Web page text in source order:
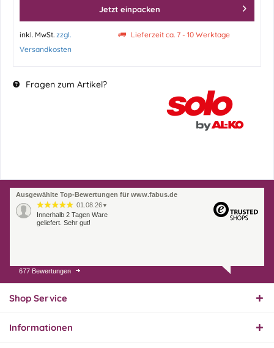
Jetzt einpacken
inkl. MwSt. zzgl.
Versandkosten
Lieferzeit ca. 7 - 10 Werktage
Fragen zum Artikel?
Ausgewählte Top-Bewertungen für www.fabus.de
01.08.26 ▼
Innerhalb 2 Tagen Ware
geliefert. Sehr gut!
31.07.26
Super schnelle Lieferung,
hervorragend. Gerne
677 Bewertungen
Shop Service
Informationen